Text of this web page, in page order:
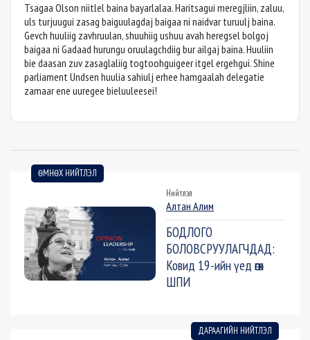
Tsagaa Olson niitlel baina bayarlalaa. Haritsagui meregjliin, zaluu,
uls turjuugui zasag baiguulagdaj baigaa ni naidvar turuulj baina.
Gevch huuliig zavhruulan, shuuhiig ushuu avah heregsel bolgoj
baigaa ni Gadaad hurungu oruulagchdiig bur ailgaj baina. Huuliin
bie daasan zuv zasaglaliig togtoohguigeer itgel ergehgui. Shine
parliament Undsen huulia sahiulj erhee hamgaalah delegatie
zamaar ene uuregee bieluuleesei!
ӨМНӨХ НИЙТЛЭЛ
Нийтлэл
Алтан Алим
БОДЛОГО
БОЛОВСРУУЛАГЧДАД:
Ковид 19-ийн үед өгөх
ШПИ
ДАРААГИЙН НИЙТЛЭЛ